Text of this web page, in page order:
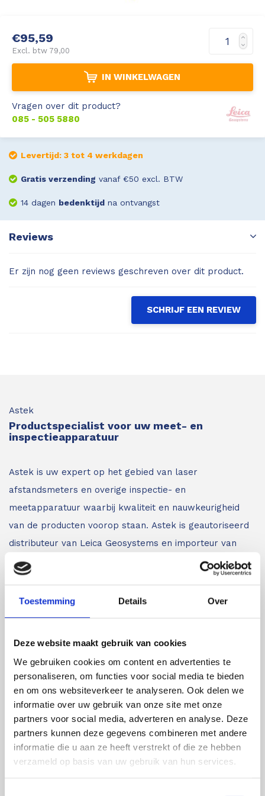
Toestemming Details Over
Deze website maakt gebruik van cookies
We gebruiken cookies om content en advertenties te
personaliseren, om functies voor social media te bieden
en om ons websiteverkeer te analyseren. Ook delen we
informatie over uw gebruik van onze site met onze
partners voor social media, adverteren en analyse. Deze
partners kunnen deze gegevens combineren met andere
informatie die u aan ze heeft verstrekt of die ze hebben
verzameld op basis van uw gebruik van hun services.
Leica DST360
Accessoires
Hygrometers
€95,59
Excl. btw 79,00
IN WINKELWAGEN
Vragen over dit product?
085 - 505 5880
Levertijd: 3 tot 4 werkdagen
Gratis verzending vanaf €50 excl. BTW
14 dagen bedenktijdna ontvangst
Reviews
Er zijn nog geen reviews geschreven over dit product.
SCHRIJF EEN REVIEW
Astek
Productspecialist voor uw meet- en
inspectieapparatuur
Astek is uw expert op het gebied van laser
afstandsmeters en overige inspectie- en
meetapparatuur waarbij kwaliteit en nauwkeurigheid
van de producten voorop staan. Astek is geautoriseerd
distributeur van Leica Geosystems en importeur van
Protimeter en Merlin Lazer. Daarnaast leveren wij
louter A-merken. Voor inspectie- en meetapparatuur
van de beste kwaliteit bent u bij ons aan het juiste
lijnlasers en glasmeters?Wij leveren vakkundig advies
aan iedereen die met onze meetapparatuur gaat
werken. Bent u op zoek naar een meter met specifieke
functies? Dan voorzien wij u graag van een goed advies
en helpen wij u bij het vergelijken van de verschillende
modellen om tot de beste keuze te komen. Meer
informatie over specifieke producten kunt u vinden op